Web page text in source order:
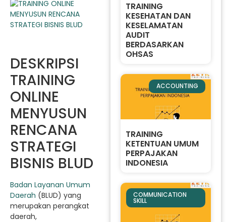
DESKRIPSI
TRAINING
ONLINE
MENYUSUN
RENCANA
STRATEGI
BISNIS BLUD
Badan Layanan Umum
Daerah (BLUD) yang
merupakan perangkat
daerah,
TRAINING
KESEHATAN DAN
KESELAMATAN
AUDIT
BERDASARKAN
OHSAS
ACCOUNTING
TRAINING
KETENTUAN UMUM
PERPAJAKAN
INDONESIA
COMMUNICATION
SKILL